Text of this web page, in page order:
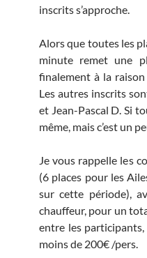
inscrits s’approche.
Alors que toutes les
minute remet une
finalement à la
Les autres inscrits
et Jean-Pascal D. Si
même, mais c’est un
Je vous rappelle les
(6 places pour les
sur cette période),
chauffeur, pour un
entre les
moins de 200€ /pers.